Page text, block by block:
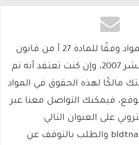
يتم الاستخدام المواد وفقًا للمادة 27 أ من قانون
حقوق التأليف والنشر 2007، وإن كنت تعتقد أنه تم
مالكًا لهذه الحقوق في المواد
فيمكنك التواصل معنا عبر
على العنوان التالي:
bldtna3@gmail.com والطلب بالتوقف عن